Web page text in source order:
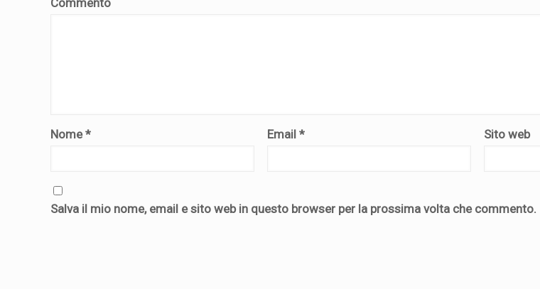
Commento
Nome* Email* Sito web
Salva il mio nome, email e sito web in questo browser per la prossima volta che commento.